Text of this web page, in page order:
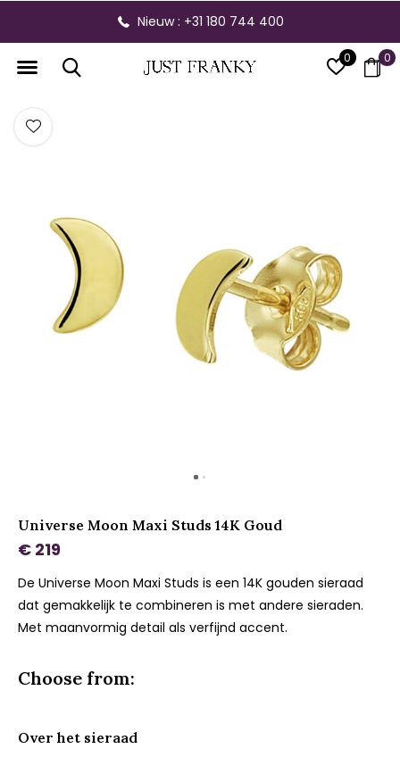
0 0
Nieuw : +31 180 744 400
Universe Moon Maxi Studs 14K Goud
€ 219
De Universe Moon Maxi Studs is een 14K gouden sieraad
dat gemakkelijk te combineren is met andere sieraden.
Met maanvormig detail als verfijnd accent.
Choose from:
Over het sieraad